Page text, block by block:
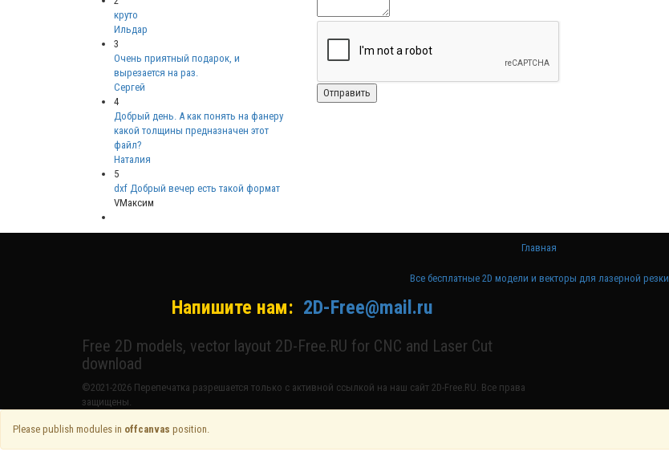
круто
Ильдар
3
Очень приятный подарок, и
вырезается на раз.
Сергей
4
Добрый день. А как понять на фанеру
какой толщины предназначен этот
файл?
Наталия
5
dxf Добрый вечер есть такой формат
VМаксим
Главная
Все бесплатные 2D модели и векторы для лазерной резки
Напишите нам: 2D-Free@mail.ru
Free 2D models, vector layout 2D-Free.RU for CNC and Laser Cut
download
©2021-2026 Перепечатка разрешается только с активной ссылкой на наш сайт 2D-Free.RU. Все права
защищены.
Please publish modules in offcanvas position.